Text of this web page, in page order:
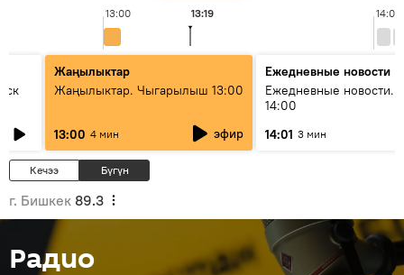
13:00 14:00
13:19
Жаңылыктар
Жаңылыктар. Чыгарылыш 13:00
13:00 4 мин эфир
Ежедневные новости
Ежедневные новости.
14:00
14:01 3 мин
Кечээ Бүгүн
г. Бишкек 89.3
Радио